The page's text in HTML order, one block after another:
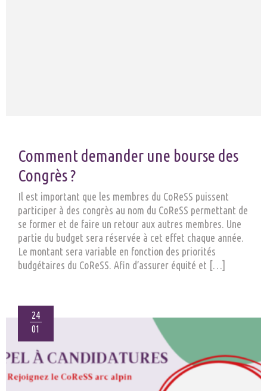
Comment demander une bourse des
Congrès ?
Il est important que les membres du CoReSS puissent
participer à des congrès au nom du CoReSS permettant de
se former et de faire un retour aux autres membres. Une
partie du budget sera réservée à cet effet chaque année.
Le montant sera variable en fonction des priorités
budgétaires du CoReSS. Afin d’assurer équité et […]
24
01